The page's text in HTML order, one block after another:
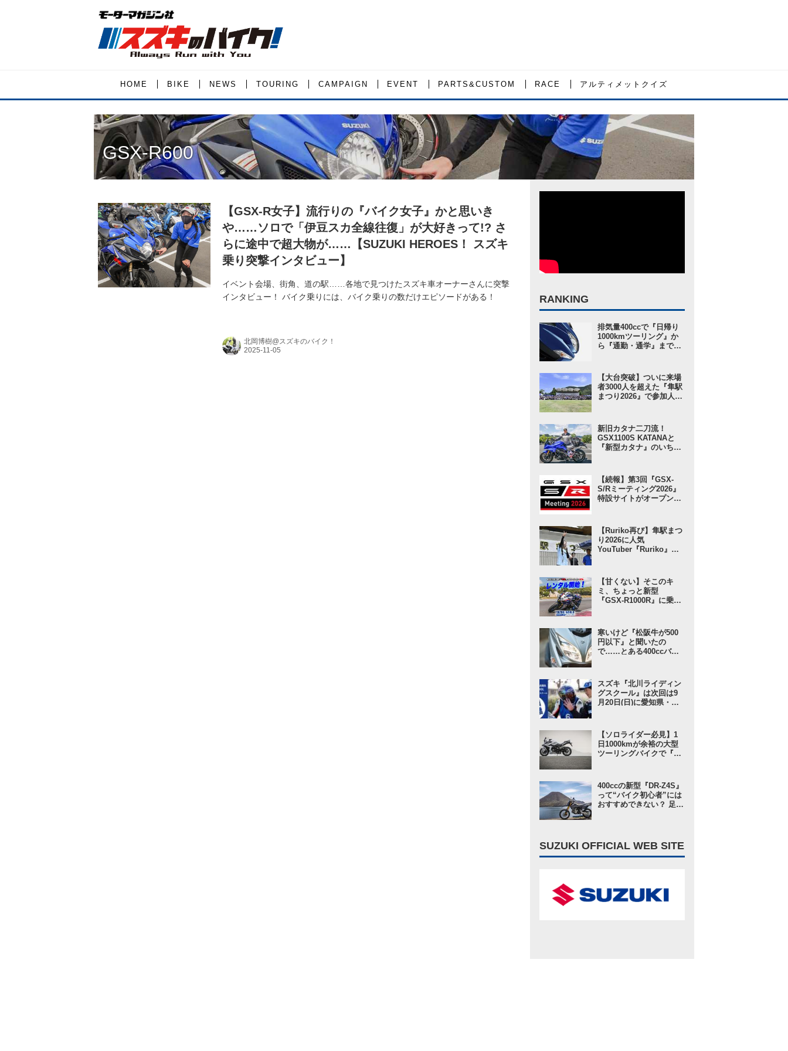
HOME BIKE NEWS TOURING CAMPAIGN EVENT PARTS&CUSTOM RACE アルティメットクイズ
GSX-R600
【GSX-R女子】流行りの『バイク女子』かと思いき
や……ソロで「伊豆スカ全線往復」が大好きって!? さ
らに途中で超大物が……【SUZUKI HEROES！ スズキ
乗り突撃インタビュー】
イベント会場、街角、道の駅……各地で見つけたスズキ車オーナーさんに突撃
インタビュー！ バイク乗りには、バイク乗りの数だけエピソードがある！
北岡博樹@スズキのバイク！
RANKING
排気量400ccで『日帰り
1000kmツーリング』か
ら『通勤・通学』まで1
変更を受けても価格はす
え置き!? 今となっては逆
にリーズナブルかも……
【スズキのバイク！ の新
【大台突破】ついに来場
者3000人を超えた『隼駅
まつり2026』で参加人数
ク！ のイベントニュース
／隼駅まつり2026】
新旧カタナ二刀流！
GSX1100S KATANAと
『新型カタナ』のいちば
スズキ乗り突撃インタビ
ュー】
【続報】第3回『GSX-
S/Rミーティング2026』
特設サイトがオープン！
リーム」な……!? 【スズ
キのバイク！ のイベント
ニュース】
【Ruriko再び】隼駅まつ
り2026に人気
YouTuber『Ruriko』さ
ク！ のイベントニュー
ス】
【甘くない】そこのキ
ミ、ちょっと新型
『GSX-R1000R』に乗っ
誘いが気軽に見えてガチ
だった……【スズキのバ
イク！ の耳よりニュー
ス】
寒いけど『松阪牛が500
円以下』と聞いたの
で……とある400ccバイ
バーグマン400 ／ インプ
レ・レビュー① 出発編】
スズキ『北川ライディン
グスクール』は次回は9
月20日(日)に愛知県・豊
のバイク！ のイベントニ
ュース】
【ソロライダー必見】1
日1000kmが余裕の大型
ツーリングバイクで『ス
きた……【スズキ GSX-
S1000GT／ツーリングイ
ンプレ・レビュー 前編】
400ccの新型『DR-Z4S』
って“バイク初心者”には
おすすめできない？ 足つ
グインプレ・レビュー⑤
まとめ編】
SUZUKI OFFICIAL WEB SITE